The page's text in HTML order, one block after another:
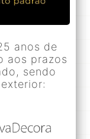
anos de
aos prazos
sendo